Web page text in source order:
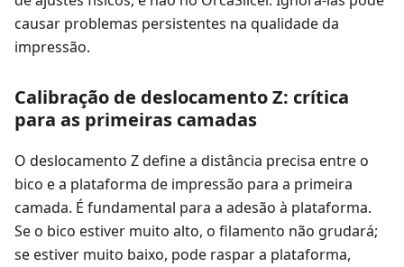
causar problemas persistentes na qualidade da
impressão.
Calibração de deslocamento Z: crítica
para as primeiras camadas
O deslocamento Z define a distância precisa entre o
bico e a plataforma de impressão para a primeira
camada. É fundamental para a adesão à plataforma.
Se o bico estiver muito alto, o filamento não grudará;
se estiver muito baixo, pode raspar a plataforma,